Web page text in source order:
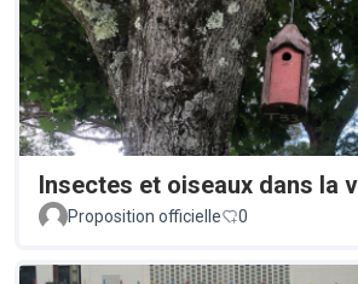
Insectes et oiseaux dans la
Proposition officielle
0